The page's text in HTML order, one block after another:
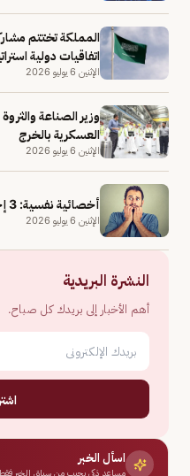
اتفاقيات دولية
الإثنين 6 يوليو 2026
وزير الصناعة
العسكرية بالخرج
الإثنين 6 يوليو 2026
أخصائية نفسية: 3 إجراءات علاجية للتعامل مع القلق
الإثنين 6 يوليو 2026
النشرة البريدية
أهم الأخبار إلى بريدك كل صباح.
اسأل الخبر
مساعد ذكي يجيب من سياق الخبر فقط